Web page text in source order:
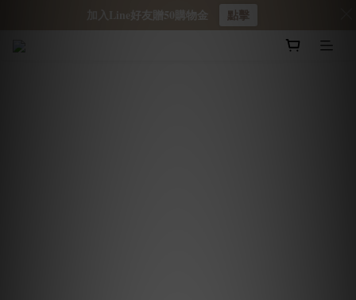
加入Line好友贈50購物金 點擊